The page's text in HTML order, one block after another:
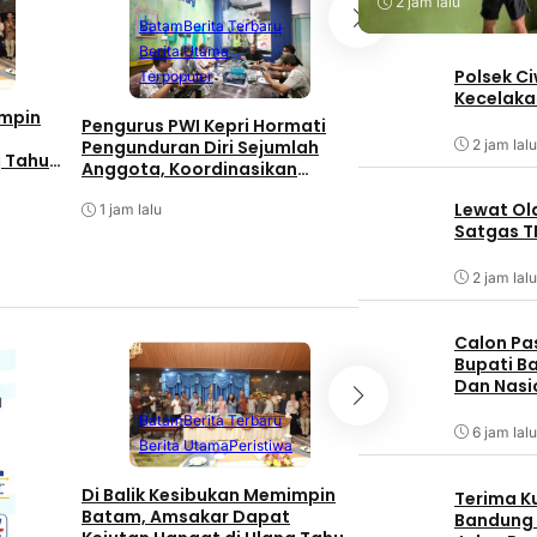
BatamBerita Terbaru
Berita Utama
Terpopuler
Pengurus PWI Kepri Hormati
Pengunduran Diri Sejumlah
Anggota, Koordinasikan
1 jam lalu
Berita Utama
Barelang
Bendera Merah
Sambut HUT RI
2 jam lalu
BatamBerita Terbaru
Berita UtamaPeristiwa
Di Balik Kesibukan Memimpin
Batam, Amsakar Dapat
Berita Utama
Terpopuler
Pengurus PWI
Pengunduran
Polsek
2 jam lalu
Lewat
Satgas
2 jam lalu
Calon
Bupati
Dan
6 jam lalu
Terima